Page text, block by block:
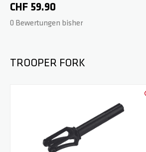
HIC 2.0 160mm - Black
CHF 59.90
0 Bewertungen bisher
TROOPER FORK